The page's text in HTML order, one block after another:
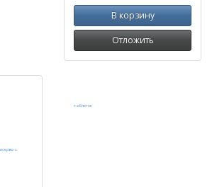
В корзину
Отложить